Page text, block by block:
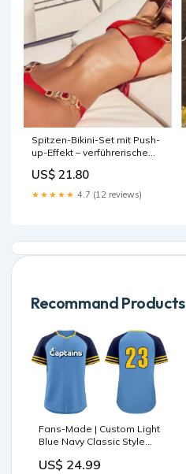
Spitzen-Bikini-Set mit Push-
up-Effekt – verführerische
und Pool Color:B22012002g
US$ 21.80
★★★★★ 4.7 (12 reviews)
Recommand Products
Fans-Made | Custom Light
Blue Navy Classic Style
Jersey/Pants Package For
US$ 24.99